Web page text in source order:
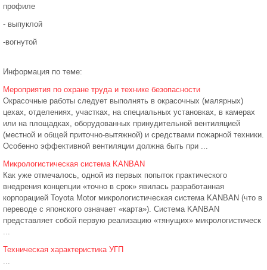
профиле
- выпуклой
-вогнутой
Информация по теме:
Мероприятия по охране труда и технике безопасности
Окрасочные работы следует выполнять в окрасочных (малярных)
цехах, отделениях, участках, на специальных установках, в камерах
или на площадках, оборудованных принудительной вентиляцией
(местной и общей приточно-вытяжной) и средствами пожарной техники.
Особенно эффективной вентиляции должна быть при ...
Микрологистическая система KANBAN
Как уже отмечалось, одной из первых попыток практического
внедрения концепции «точно в срок» явилась разработанная
корпорацией Toyota Motor микрологистическая система KANBAN (что в
переводе с японского означает «карта»). Система KANBAN
представляет собой первую реализацию «тянущих» микрологистическ
...
Техническая характеристика УГП
...